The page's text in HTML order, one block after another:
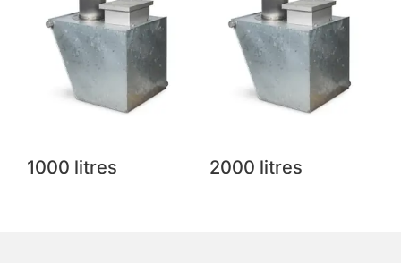
1000 litres 2000 litres